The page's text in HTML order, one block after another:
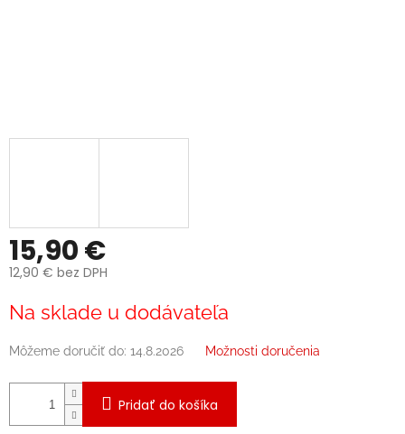
15,90 €
12,90 € bez DPH
cena:
Na sklade u dodávateľa
Môžeme doručiť do: 14.8.2026 Možnosti doručenia
Pridať do košíka